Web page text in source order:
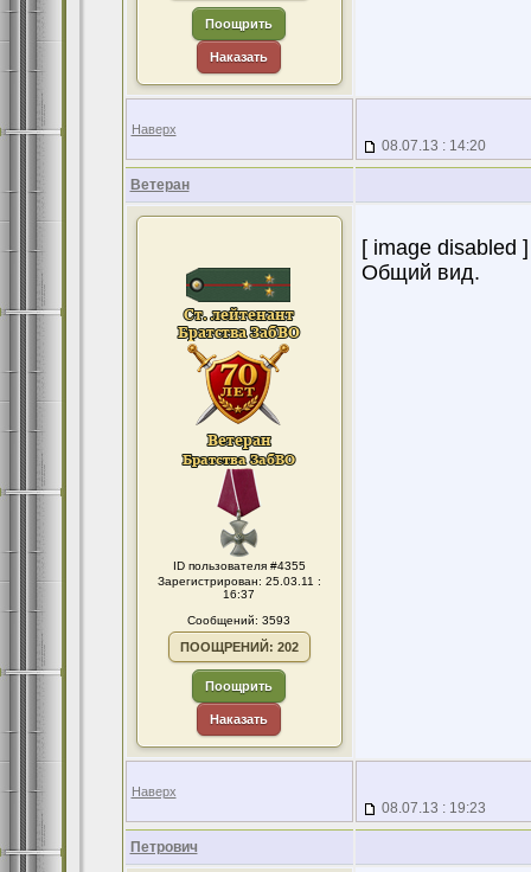
Поощрить
Наказать
Наверх
08.07.13 : 14:20
Ветеран
ID пользователя #4355
Зарегистрирован: 25.03.11 :
16:37
Сообщений: 3593
ПООЩРЕНИЙ: 202
Поощрить
Наказать
[ image disabled ]
Общий вид.
Наверх
08.07.13 : 19:23
Петрович